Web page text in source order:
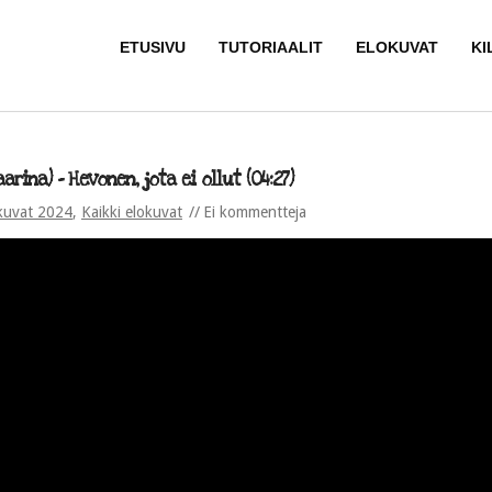
ETUSIVU TUTORIAALIT ELOKUVAT
– Hevonen, jota ei ollut (04:27)
2024, Kaikki elokuvat Ei kommentteja